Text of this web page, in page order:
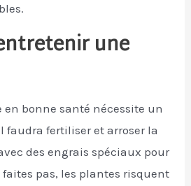
une
bonne santé nécessite un
faudra fertiliser et arroser la
des engrais spéciaux pour
faites pas, les plantes risquent